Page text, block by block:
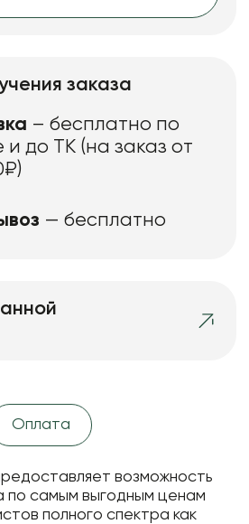
заказа
– бесплатно по
и до ТК (на заказ от
— бесплатно
Оплата
возможность
по самым выгодным ценам
полного спектра как